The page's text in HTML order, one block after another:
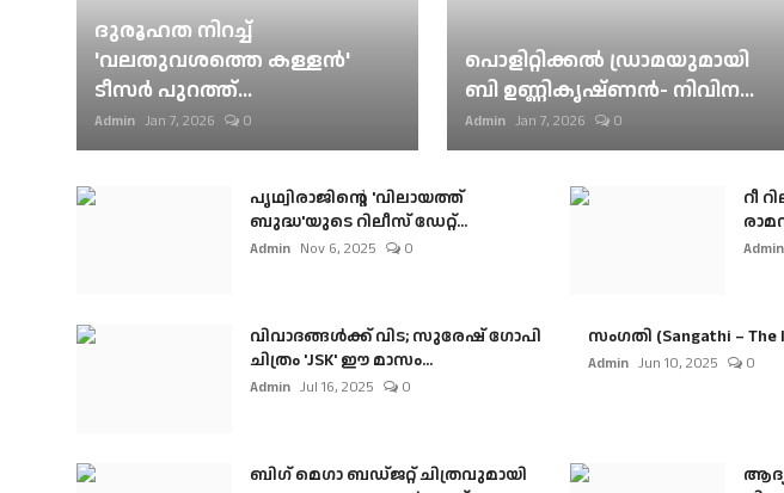
ദുരൂഹത നിറച്ച്
'വലതുവശത്തെ കള്ളന്‍'
ടീസര്‍ പുറത്ത്...
Admin Jan 7, 2026 0
പൊളിറ്റിക്കല്‍ ഡ്രാമയുമായി
ബി ഉണ്ണികൃഷ്ണന്‍- നിവിന...
Admin Jan 7, 2026 0
പൃഥ്വിരാജിന്റെ 'വിലായത്ത്
ബുദ്ധ'യുടെ റിലീസ് ഡേറ്റ്...
Admin Nov 6, 2025 0
റീ
Admin
വിവാദങ്ങൾക്ക് വിട; സുരേഷ് ഗോപി
ചിത്രം 'JSK' ഈ മാസം...
Admin Jul 16, 2025 0
സംഗതി (Sangathi – The
Admin Jun 10, 2025 0
ബി​ഗ് മെഗാ ബഡ്ജറ്റ് ചിത്രവുമായി
ആദ്യ